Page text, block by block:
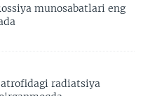
munosabatlari eng
atrofidagi radiatsiya